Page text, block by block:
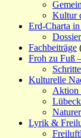
Kultur
Erd-Charta
Fachbeiträge
Froh zu Fuß
Kulturelle
Aktion
Lyrik &